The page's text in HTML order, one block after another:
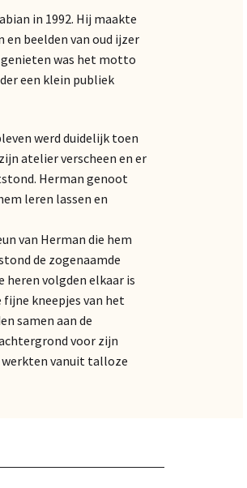
in 1992. Hij maakte
beelden van oud ijzer
was het motto
een klein publiek
werd duidelijk toen
atelier verscheen en er
Herman genoot
leren lassen en
van Herman die hem
de zogenaamde
volgden elkaar is
kneepjes van het
samen aan de
voor zijn
werkten vanuit talloze